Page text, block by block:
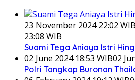
23 November 2024 22:02 WIB
23:08 WIB
Suami Tega Aniaya Istri
02 June 2024 18:53 WIB02
Polri Tangkap Buronan